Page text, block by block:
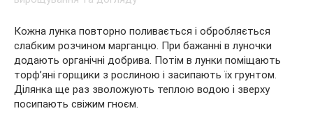
Кожна лунка повторно поливається і обробляється
слабким розчином марганцю. При бажанні в луночки
додають органічні добрива. Потім в лунки поміщають
торф’яні горщики з рослиною і засипають їх грунтом.
Ділянка ще раз зволожують теплою водою і зверху
посипають свіжим гноєм.